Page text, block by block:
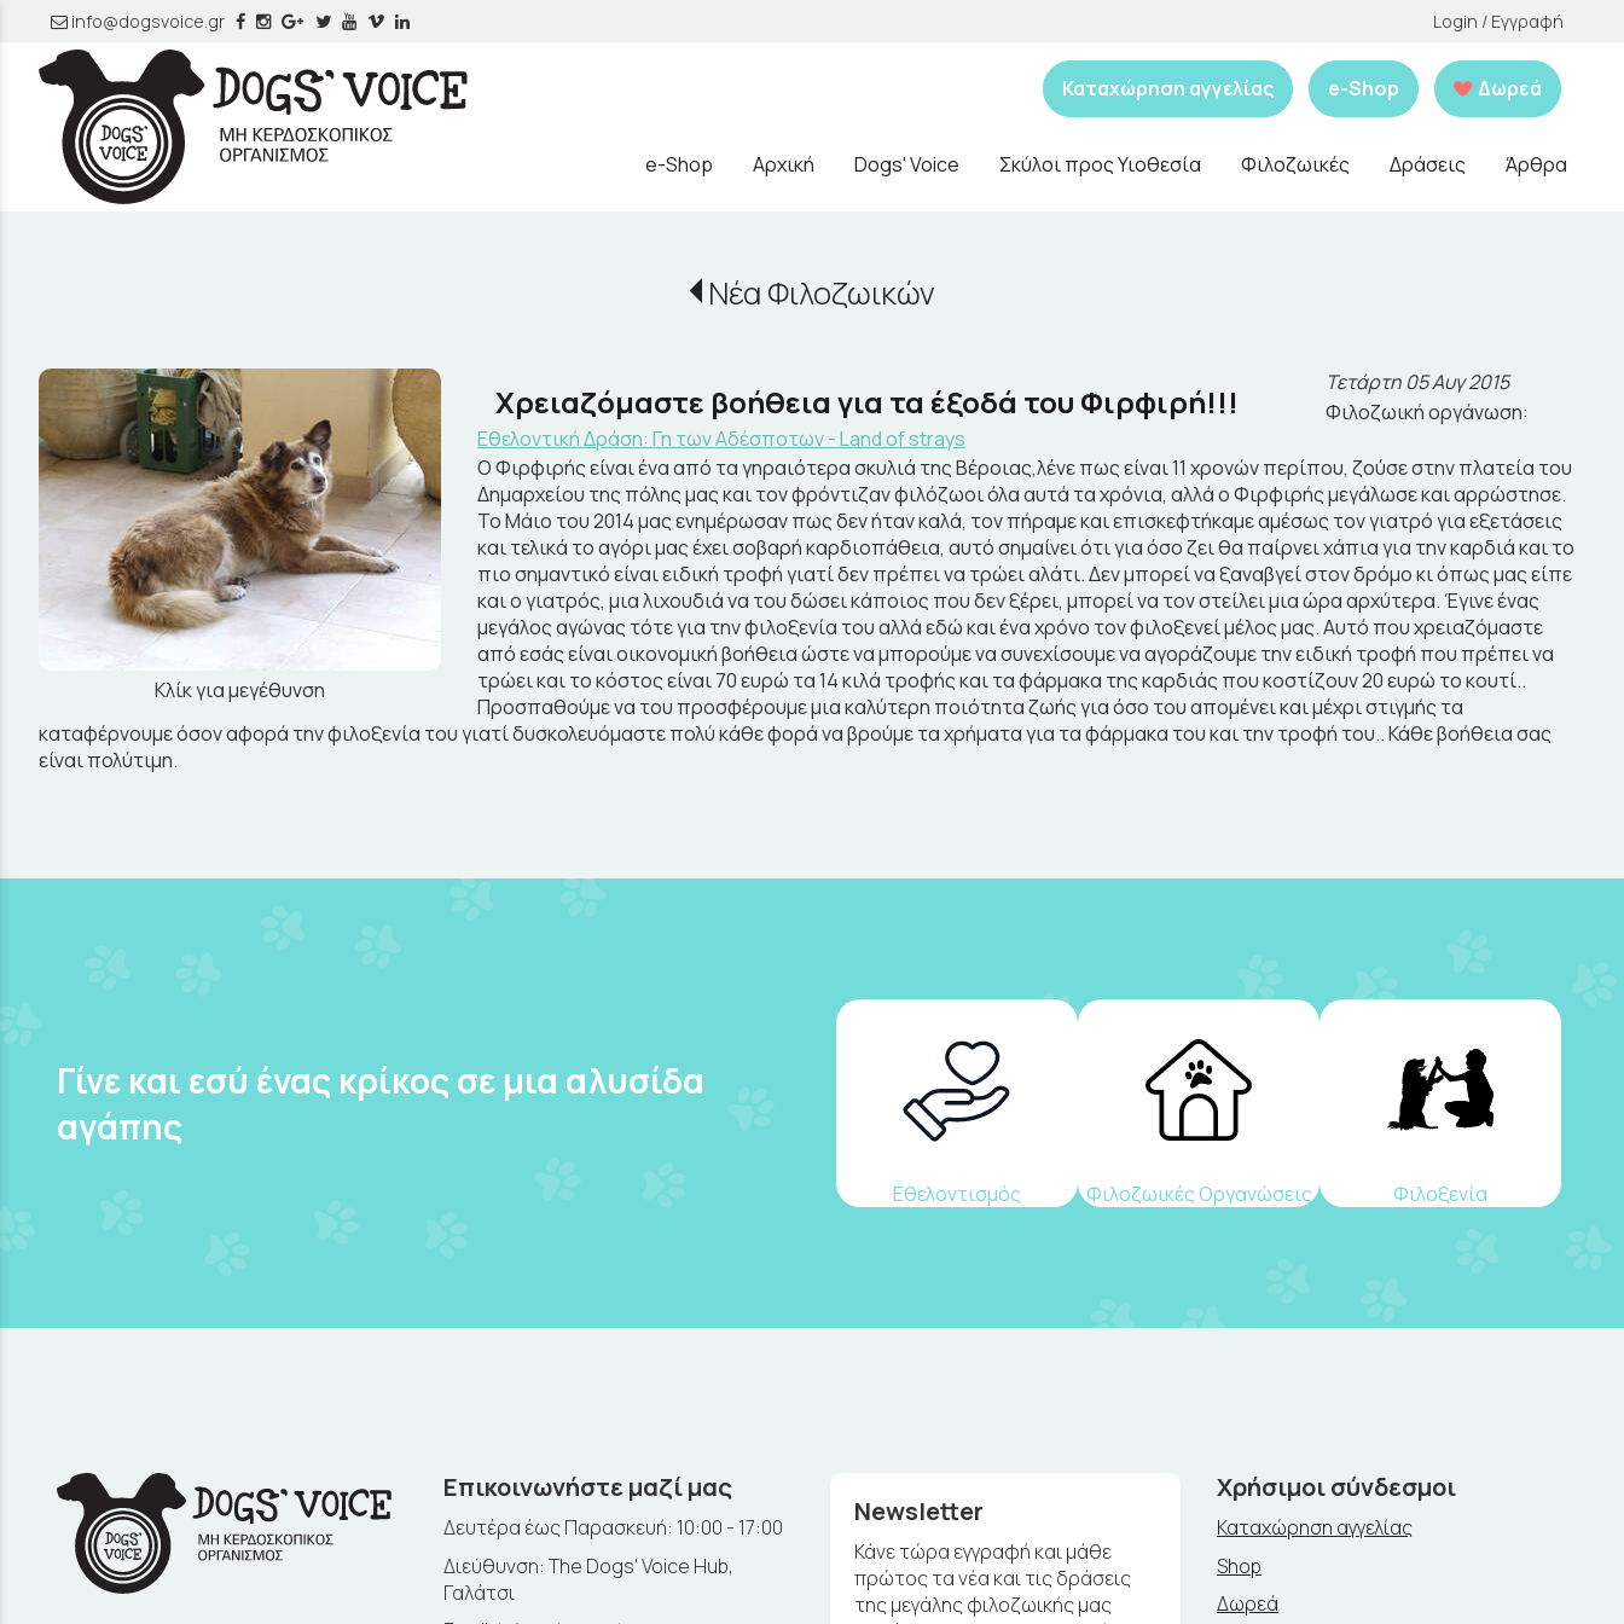
info@dogsvoice.gr Login / Εγγραφή
Καταχώρηση αγγελίας e-Shop Δωρεά
e-Shop Αρχική Dogs' Voice Σκύλοι προς Υιοθεσία Φιλοζωικές Δράσεις Άρθρα
Νέα Φιλοζωικών
Κλίκ για μεγέθυνση
Χρειαζόμαστε βοήθεια για τα έξοδά του Φιρφιρή!!!
Τετάρτη 05 Αυγ 2015
Φιλοζωική οργάνωση:
Εθελοντική Δράση: Γη των Αδέσποτων - Land of strays
Ο Φιρφιρής είναι ένα από τα γηραιότερα σκυλιά της Βέροιας,λένε πως είναι 11 χρονών περίπου, ζούσε στην πλατεία του
Δημαρχείου της πόλης μας και τον φρόντιζαν φιλόζωοι όλα αυτά τα χρόνια, αλλά ο Φιρφιρής μεγάλωσε και αρρώστησε.
Το Μάιο του 2014 μας ενημέρωσαν πως δεν ήταν καλά, τον πήραμε και επισκεφτήκαμε αμέσως τον γιατρό για εξετάσεις
και τελικά το αγόρι μας έχει σοβαρή καρδιοπάθεια, αυτό σημαίνει ότι για όσο ζει θα παίρνει χάπια για την καρδιά και το
πιο σημαντικό είναι ειδική τροφή γιατί δεν πρέπει να τρώει αλάτι. Δεν μπορεί να ξαναβγεί στον δρόμο κι όπως μας είπε
και ο γιατρός, μια λιχουδιά να του δώσει κάποιος που δεν ξέρει, μπορεί να τον στείλει μια ώρα αρχύτερα. Έγινε ένας
μεγάλος αγώνας τότε για την φιλοξενία του αλλά εδώ και ένα χρόνο τον φιλοξενεί μέλος μας. Αυτό που χρειαζόμαστε
από εσάς είναι οικονομική βοήθεια ώστε να μπορούμε να συνεχίσουμε να αγοράζουμε την ειδική τροφή που πρέπει να
τρώει και το κόστος είναι 70 ευρώ τα 14 κιλά τροφής και τα φάρμακα της καρδιάς που κοστίζουν 20 ευρώ το κουτί..
Προσπαθούμε να του προσφέρουμε μια καλύτερη ποιότητα ζωής για όσο του απομένει και μέχρι στιγμής τα
καταφέρνουμε όσον αφορά την φιλοξενία του γιατί δυσκολευόμαστε πολύ κάθε φορά να βρούμε τα χρήματα για τα φάρμακα του και την τροφή του.. Κάθε βοήθεια σας
είναι πολύτιμη.
Γίνε και εσύ ένας κρίκος σε μια αλυσίδα
αγάπης
Εθελοντισμός Φιλοζωικές Οργανώσεις Φιλοξενία
Επικοινωνήστε μαζί μας
Δευτέρα έως Παρασκευή: 10:00 - 17:00
Διεύθυνση: The Dogs' Voice Hub,
Γαλάτσι
Newsletter
Κάνε τώρα εγγραφή και μάθε
πρώτος τα νέα και τις δράσεις
της μεγάλης φιλοζωικής μας
Χρήσιμοι σύνδεσμοι
Καταχώρηση αγγελίας
Shop
Δωρεά